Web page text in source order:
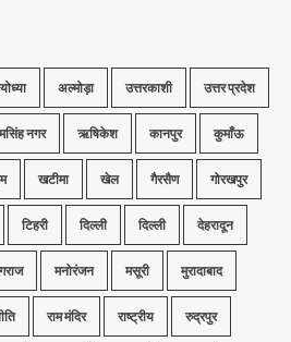
अल्मोड़ा उत्तरकाशी उत्तर प्रदेश
नगर ऋषिकेश कानपुर कुमाँऊ
खटीमा खेल गैरसैण गोरखपुर
टिहरी दिल्ली दिल्ली देहरादून
मनोरंजन मसूरी मुरादाबाद
राम मंदिर राष्ट्रीय रुद्रपुर